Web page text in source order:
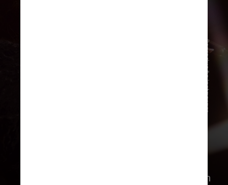
chamado “Dia Delas”, quando também
Reprodução Instagram